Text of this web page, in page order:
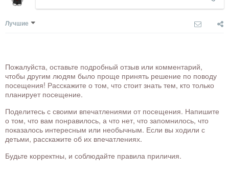
Лучшие
Пожалуйста, оставьте подробный отзыв или комментарий,
чтобы другим людям было проще принять решение по поводу
посещения! Расскажите о том, что стоит знать тем, кто только
планирует посещение.
Поделитесь с своими впечатлениями от посещения. Напишите
о том, что вам понравилось, а что нет, что запомнилось, что
показалось интересным или необычным. Если вы ходили с
детьми, расскажите об их впечатлениях.
Будьте корректны, и соблюдайте правила приличия.